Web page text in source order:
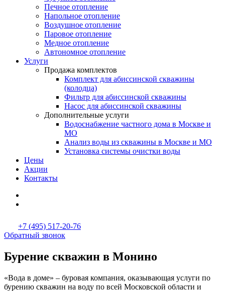
Печное отопление
Напольное отопление
Воздушное отопление
Паровое отопление
Медное отопление
Автономное отопление
Услуги
Продажа комплектов
Комплект для абиссинской скважины
(колодца)
Фильтр для абиссинской скважины
Насос для абиссинской скважины
Дополнительные услуги
Водоснабжение частного дома в Москве и
МО
Анализ воды из скважины в Москве и МО
Установка системы очистки воды
Цены
Акции
Контакты
+7 (495) 517-20-76
Обратный звонок
Бурение скважин в Монино
«Вода в доме» – буровая компания, оказывающая услуги по
бурению скважин на воду по всей Московской области и